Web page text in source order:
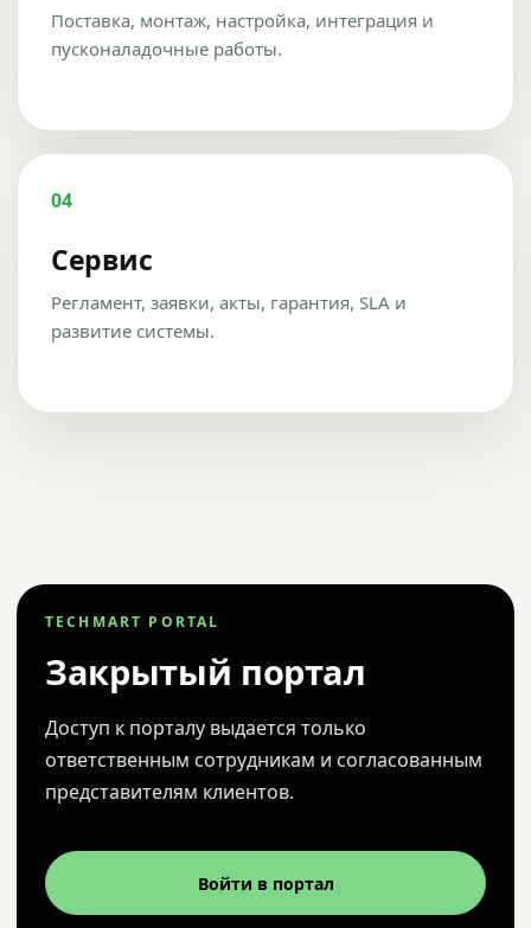
Поставка, монтаж, настройка, интеграция и
пусконаладочные работы.
04
Сервис
Регламент, заявки, акты, гарантия, SLA и
развитие системы.
TECHMART PORTAL
Закрытый портал
Доступ к порталу выдается только
ответственным сотрудникам и согласованным
представителям клиентов.
Войти в портал